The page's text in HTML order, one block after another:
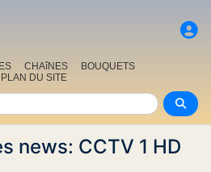
CHAîNES
BOUQUETS
PLAN DU SITE
news: CCTV 1 HD